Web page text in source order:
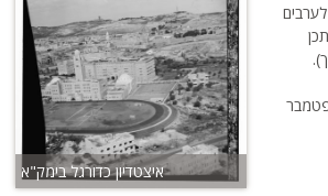
איצטדיון כדורגל בימק"א
1924 (ייתכן